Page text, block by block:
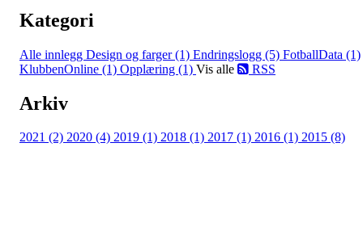
Kategori
Alle innlegg Design og farger (1) Endringslogg (5) FotballData (1)
KlubbenOnline (1) Opplæring (1) Vis alle RSS
Arkiv
2021 (2) 2020 (4) 2019 (1) 2018 (1) 2017 (1) 2016 (1) 2015 (8)